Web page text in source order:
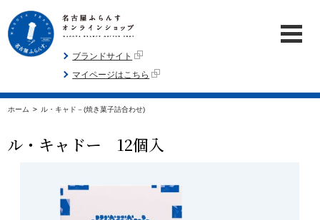
ブランドサイト
マイページはこちら
ホーム > ル・キャド－(焼き菓子詰合わせ)
ル・キャドー 12個入